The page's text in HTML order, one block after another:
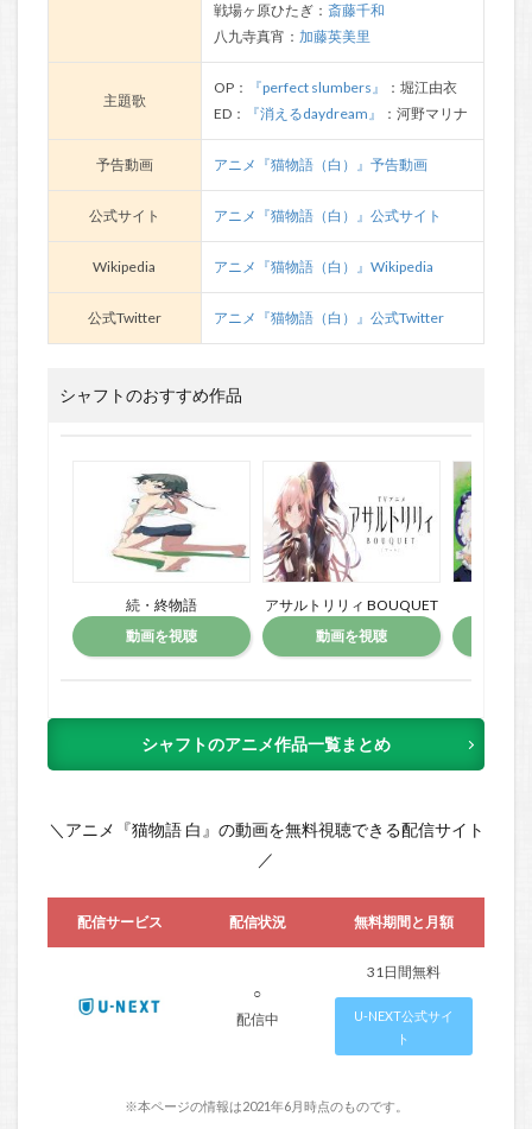
戦場ヶ原ひたぎ： 斎藤千和
八九寺真宵： 加藤英美里
主題歌
OP： 『perfect slumbers』
：堀江由衣
ED：
『消えるdaydream』 ：河野マリナ
予告動画 アニメ『猫物語（白）』予告動画
公式サイト アニメ『猫物語（白）』公式サイト
Wikipedia アニメ『猫物語（白）』Wikipedia
公式Twitter アニメ『猫物語（白）』公式Twitter
シャフトのおすすめ作品
続・終物語
動画を視聴
アサルトリリィ BOUQUET
動画を視聴
シャフトのアニメ作品一覧まとめ
＼アニメ『猫物語 白』の動画を無料視聴できる配信サイト
／
配信サービス 配信状況 無料期間と月額
○
配信中
31日間無料
U-NEXT公式サイ
ト
※本ページの情報は2021年6月時点のものです。